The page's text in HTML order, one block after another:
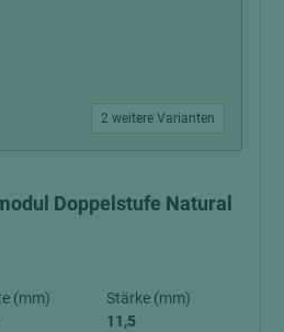
2 weitere Varianten
Doppelstufe Natural
(mm)
Stärke (mm)
11,5